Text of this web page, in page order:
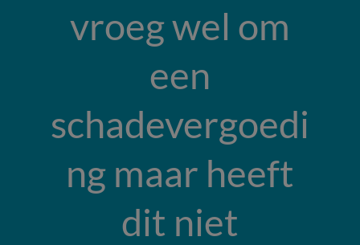
vroeg wel om
een
schadevergoedi
ng maar heeft
dit niet